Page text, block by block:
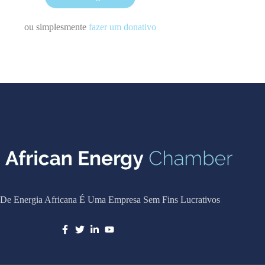
ou simplesmente fazer um donativo
Energia Africana É Uma Empresa Sem Fins Lucrativos